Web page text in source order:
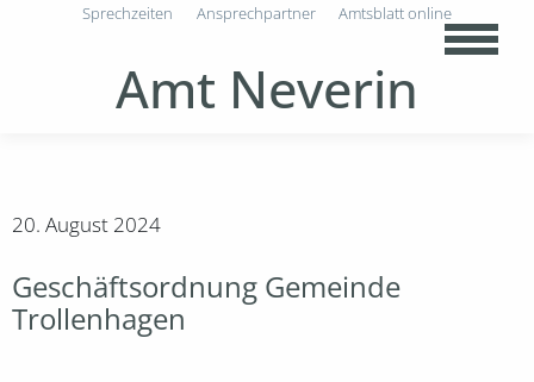
Amt Neverin
Sprechzeiten Ansprechpartner Amtsblatt online
20. August 2024
Geschäftsordnung Gemeinde
Trollenhagen